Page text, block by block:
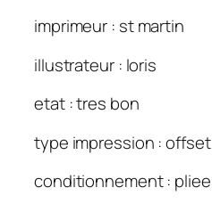
imprimeur : st martin
illustrateur : loris
etat : tres bon
type impression : offset
conditionnement : pliee